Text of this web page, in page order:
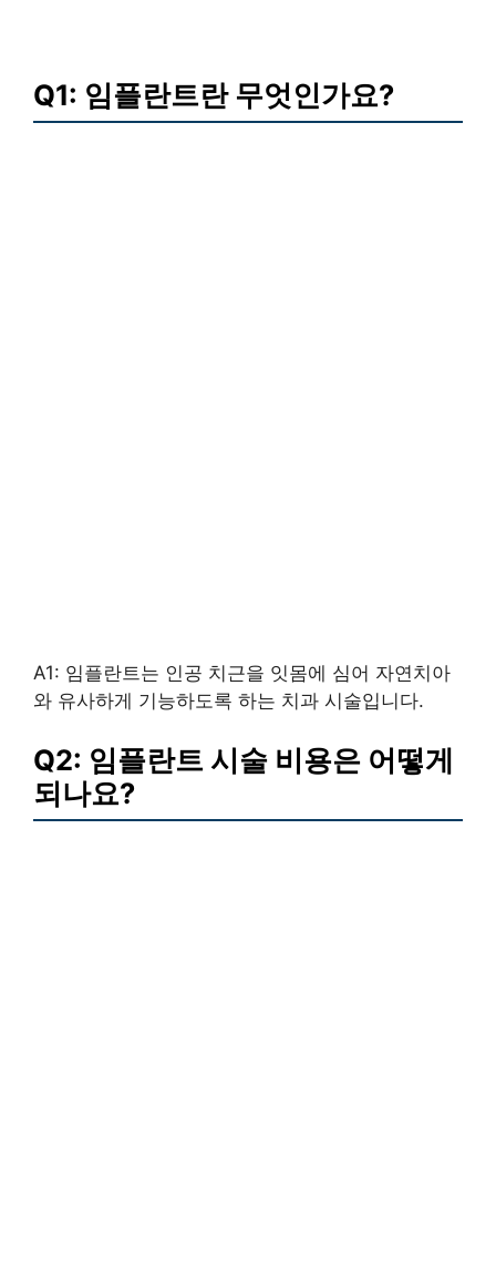
Q1: 임플란트란 무엇인가요?
A1: 임플란트는 인공 치근을 잇몸에 심어 자연치아
와 유사하게 기능하도록 하는 치과 시술입니다.
Q2: 임플란트 시술 비용은 어떻게
되나요?